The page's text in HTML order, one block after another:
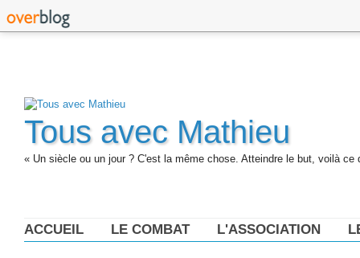
Tous avec Mathieu
« Un siècle ou un jour ? C'est la même chose. Atteindre le but, voilà ce
ACCUEIL LE COMBAT L'ASSOCIATION